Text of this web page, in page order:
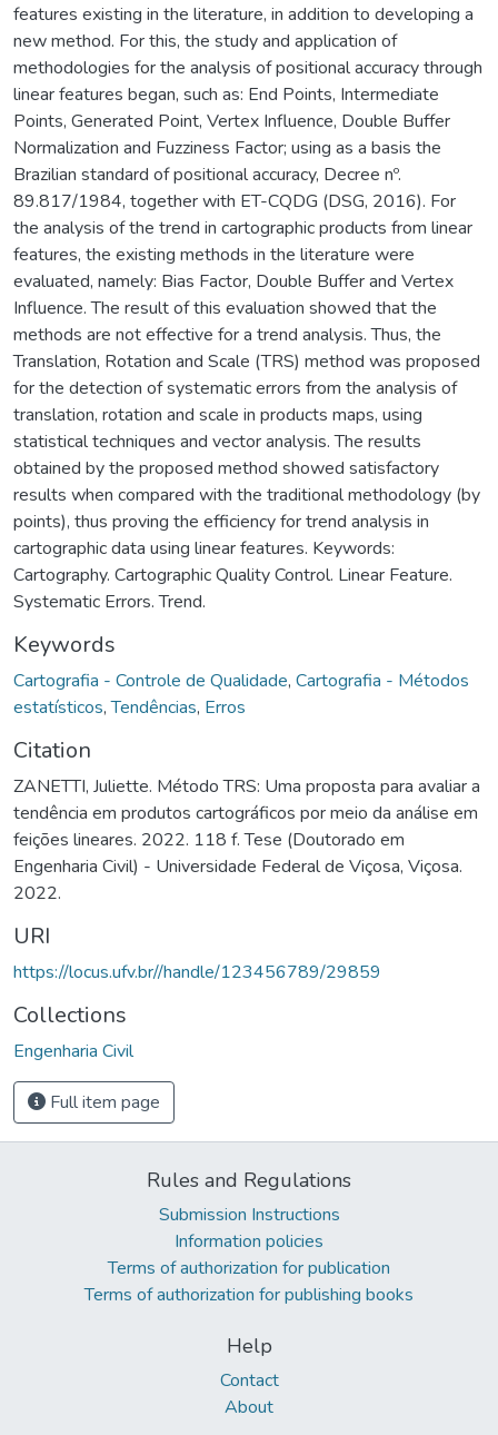
features existing in the literature, in addition to developing a
new method. For this, the study and application of
methodologies for the analysis of positional accuracy through
linear features began, such as: End Points, Intermediate
Points, Generated Point, Vertex Influence, Double Buffer
Normalization and Fuzziness Factor; using as a basis the
Brazilian standard of positional accuracy, Decree nº.
89.817/1984, together with ET-CQDG (DSG, 2016). For
the analysis of the trend in cartographic products from linear
features, the existing methods in the literature were
evaluated, namely: Bias Factor, Double Buffer and Vertex
Influence. The result of this evaluation showed that the
methods are not effective for a trend analysis. Thus, the
Translation, Rotation and Scale (TRS) method was proposed
for the detection of systematic errors from the analysis of
translation, rotation and scale in products maps, using
statistical techniques and vector analysis. The results
obtained by the proposed method showed satisfactory
results when compared with the traditional methodology (by
points), thus proving the efficiency for trend analysis in
cartographic data using linear features. Keywords:
Cartography. Cartographic Quality Control. Linear Feature.
Systematic Errors. Trend.
Keywords
Cartografia - Controle de Qualidade, Cartografia - Métodos
estatísticos,Tendências, Erros
Citation
ZANETTI, Juliette. Método TRS: Uma proposta para avaliar a
tendência em produtos cartográficos por meio da análise em
feições lineares. 2022. 118 f. Tese (Doutorado em
Engenharia Civil) - Universidade Federal de Viçosa, Viçosa.
2022.
URI
https://locus.ufv.br//handle/123456789/29859
Collections
Engenharia Civil
Full item page
Rules and Regulations
Submission Instructions
Information policies
Terms of authorization for publication
Terms of authorization for publishing books
Help
Contact
About